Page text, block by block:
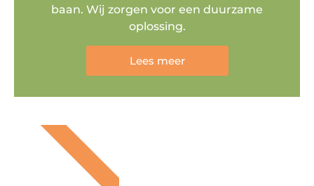
baan. Wij zorgen voor een duurzame
oplossing.
Lees meer
ACCESSOIRES